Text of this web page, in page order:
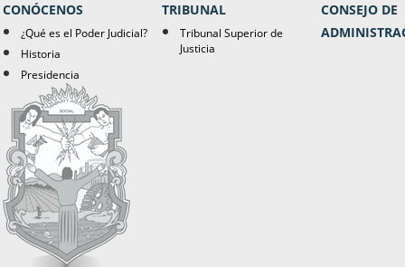
CONÓCENOS
¿Qué es el Poder Judicial?
Historia
Presidencia
TRIBUNAL
Tribunal Superior de
Justicia
CONSEJO DE